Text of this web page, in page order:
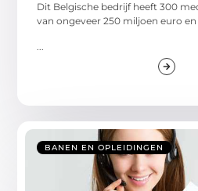
Dit Belgische bedrijf heeft 300
van ongeveer 250 miljoen euro en
BANEN EN OPLEIDINGEN